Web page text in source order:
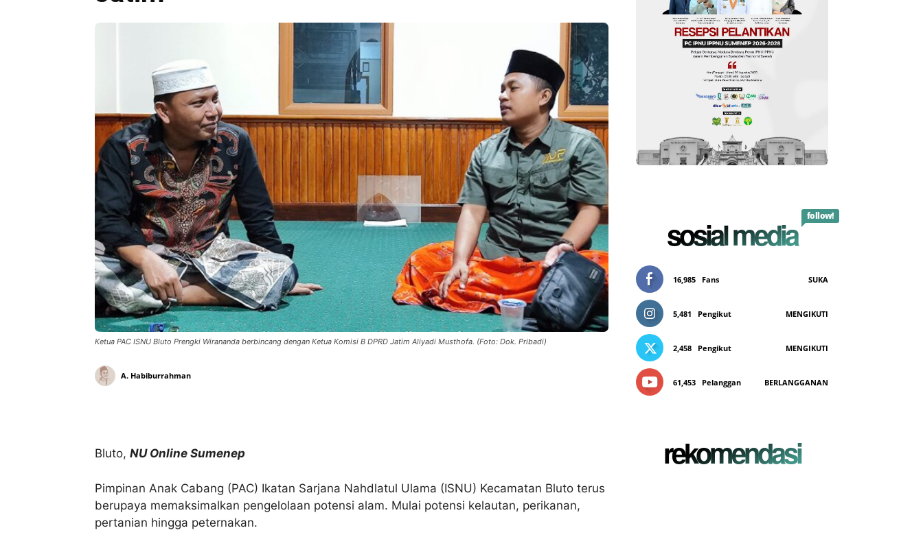
Ketua PAC ISNU Bluto Prengki Wirananda berbincang dengan Ketua Komisi B DPRD Jatim Aliyadi Musthofa. (Foto: Dok. Pribadi)
A. Habiburrahman
Bluto, NU Online Sumenep
Pimpinan Anak Cabang (PAC) Ikatan Sarjana Nahdlatul Ulama (ISNU) Kecamatan Bluto terus
berupaya memaksimalkan pengelolaan potensi alam. Mulai potensi kelautan, perikanan,
pertanian hingga peternakan.
sosial media follow!
16,985 Fans SUKA
5,481 Pengikut MENGIKUTI
2,458 Pengikut MENGIKUTI
61,453 Pelanggan BERLANGGANAN
rekomendasi